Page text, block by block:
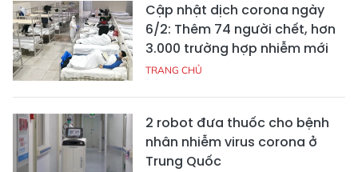
Cập nhật dịch corona ngày
6/2: Thêm 74 người chết, hơn
3.000 trường hợp nhiễm mới
TRANG CHỦ
2 robot đưa thuốc cho bệnh
nhân nhiễm virus corona ở
Trung Quốc